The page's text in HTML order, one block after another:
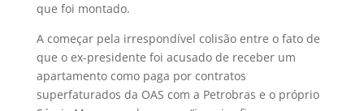
que foi montado.
A começar pela irrespondível colisão entre o fato de
que o ex-presidente foi acusado de receber um
apartamento como paga por contratos
superfaturados da OAS com a Petrobras e o próprio